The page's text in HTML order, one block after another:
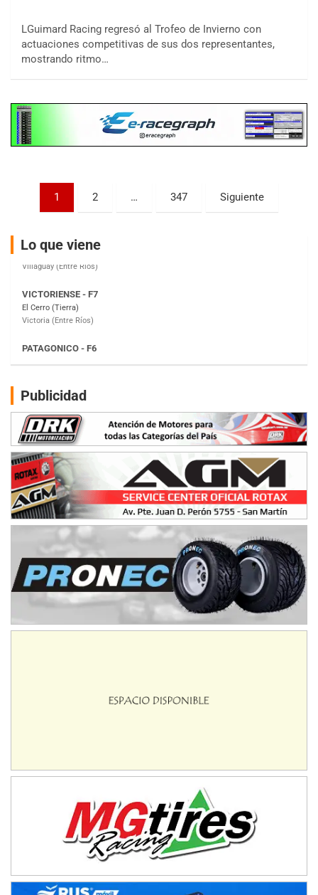
LGuimard Racing regresó al Trofeo de Invierno con
actuaciones competitivas de sus dos representantes,
mostrando ritmo…
Paginación
entradas
1 2 … 347 Siguiente
Lo que viene
COBERTURA ESPECIAL DE E-KART.COM.AR
08/09-AGO
IAME SERIES ARGENTINA 6
Ramiro Tot (Asfalto)
KDO - F6
Ciudad de Trenque Lauquen (Asfalto)
Trenque Lauquen (Buenos Aires)
Villaguay (Entre Ríos)
El Cerro (Tierra)
Victoria (Entre Ríos)
Moto Club Reginense (Tierra)
Gral. E. Godoy (Río Negro)
Juventud Unida (Tierra)
Humboldt (Santa Fe)
NORESTE SANTAFESINO - F6
Avellaneda (Santa Fe)
SUR SANTAFESINO - F4
José Samuel Sánchez (Tierra)
Rufino (Santa Fe)
TUCUMANO - F5
Juan Navarro (Asfalto)
El Timbó (Tucumán)
COBERTURA ESPECIAL DE E-KART.COM.AR
08/09-AGO
IAME SERIES ARGENTINA 6
Ramiro Tot (Asfalto)
ENTRERRIANO - F6 (POSTERGADA)
Victoria (Entre Ríos)
PATAGONICO - F6
Moto Club Reginense (Tierra)
Gral. E. Godoy (Río Negro)
Juventud Unida (Tierra)
Humboldt (Santa Fe)
Publicidad